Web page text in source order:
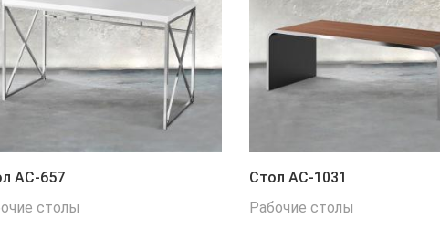
АС-657
столы
Стол АС-1031
Рабочие столы